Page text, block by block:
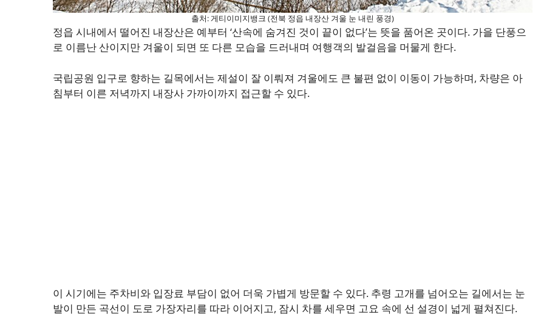
출처: 게티이미지뱅크 (전북 정읍 내장산 겨울 눈 내린 풍경)
정읍 시내에서 떨어진 내장산은 예부터 ‘산속에 숨겨진 것이 끝이 없다’는 뜻을 품어온 곳이다. 가을 단풍으
로 이름난 산이지만 겨울이 되면 또 다른 모습을 드러내며 여행객의 발걸음을 머물게 한다.
국립공원 입구로 향하는 길목에서는 제설이 잘 이뤄져 겨울에도 큰 불편 없이 이동이 가능하며, 차량은 아
침부터 이른 저녁까지 내장사 가까이까지 접근할 수 있다.
이 시기에는 주차비와 입장료 부담이 없어 더욱 가볍게 방문할 수 있다. 추령 고개를 넘어오는 길에서는 눈
발이 만든 곡선이 도로 가장자리를 따라 이어지고, 잠시 차를 세우면 고요 속에 선 설경이 넓게 펼쳐진다.